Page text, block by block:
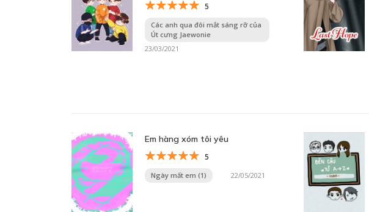
5
Các anh qua đôi mắt sáng rỡ của
Út cưng Jaewonie
23/03/2021
Em hàng xóm tôi yêu
5
Ngày mất em (1) 22/05/2021